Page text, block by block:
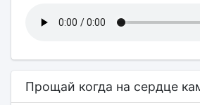
Прощай когда на сердце